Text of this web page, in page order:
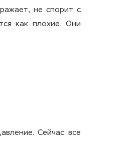
не спорит с
как плохие. Они
Сейчас все